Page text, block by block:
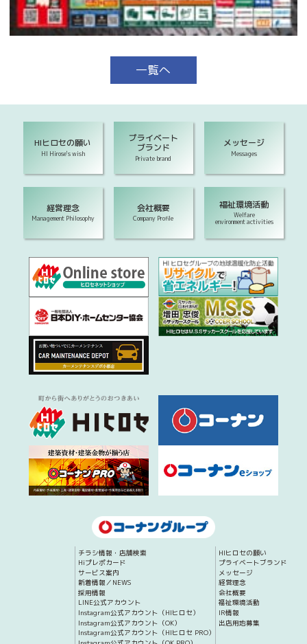
一覧へ
HIヒロセの願い
HI Hirose's wish
プライベート
ブランド
Private brand
メッセージ
Messages
経営理念
Management Philosophy
会社概要
Company Profile
福祉環境活動
Welfare
environment activities
チラシ情報・店舗検索
Hiプレポカード
サービス案内
新着情報／NEWS
採用情報
LINE公式アカウント
Instagram公式アカウント（HIヒロセ）
Instagram公式アカウント（OK）
Instagram公式アカウント（HIヒロセ PRO）
HIヒロセの願い
プライベートブランド
メッセージ
経営理念
会社概要
福祉環境活動
IR情報
出店用地募集